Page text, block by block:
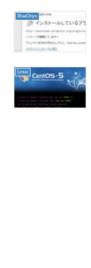
BlueOnyx
Linux